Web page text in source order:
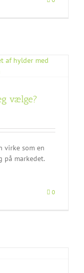
vælge?
virke som en
på markedet.
0